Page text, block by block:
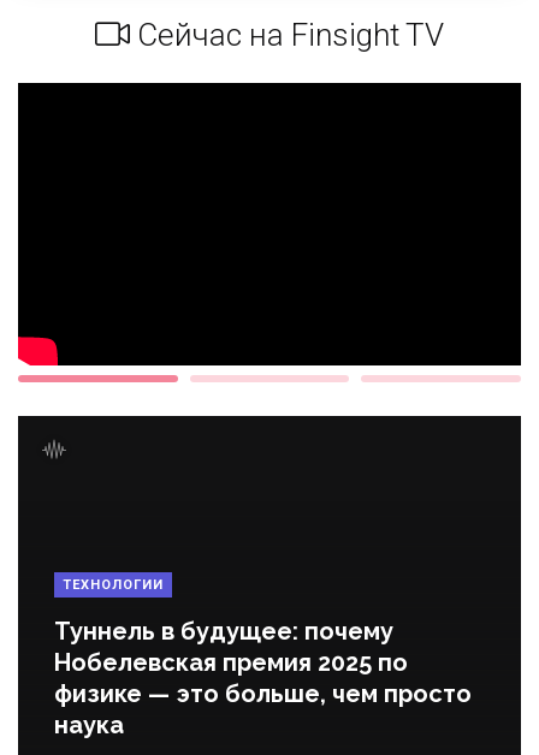
Сейчас на Finsight TV
ТЕХНОЛОГИИ
Туннель в будущее: почему
Нобелевская премия 2025 по
физике — это больше, чем просто
наука